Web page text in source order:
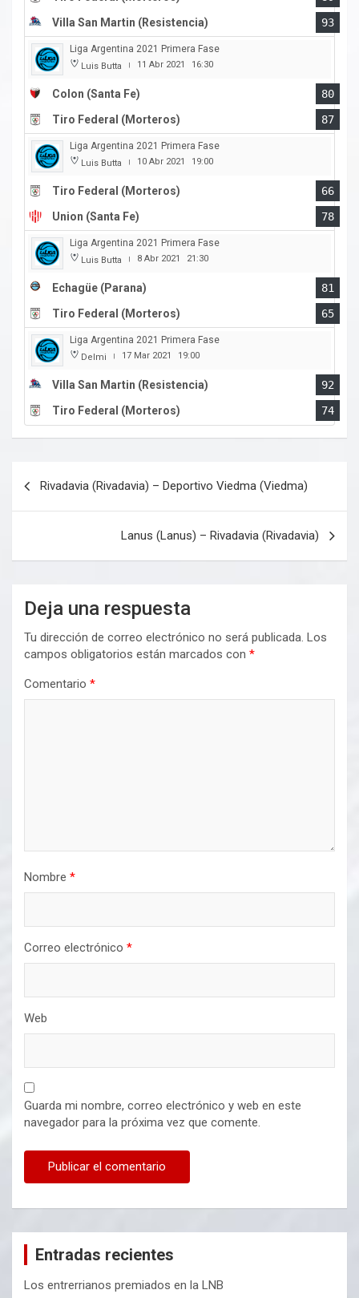
Villa San Martin (Resistencia)
93
Liga Argentina 2021 Primera Fase
Luis Butta | 11 Abr 2021 16:30
Colon (Santa Fe)
80
Tiro Federal (Morteros)
87
Liga Argentina 2021 Primera Fase
Luis Butta | 10 Abr 2021 19:00
Tiro Federal (Morteros)
66
Union (Santa Fe)
78
Liga Argentina 2021 Primera Fase
Luis Butta | 8 Abr 2021 21:30
Echagüe (Parana)
81
Tiro Federal (Morteros)
65
Liga Argentina 2021 Primera Fase
Delmi | 17 Mar 2021 19:00
Villa San Martin (Resistencia)
92
Tiro Federal (Morteros)
74
Rivadavia (Rivadavia) – Deportivo Viedma (Viedma)
Lanus (Lanus) – Rivadavia (Rivadavia)
Deja una respuesta
Tu dirección de correo electrónico no será publicada. Los
campos obligatorios están marcados con *
Comentario *
Nombre *
Correo electrónico *
Web
Guarda mi nombre, correo electrónico y web en este
navegador para la próxima vez que comente.
Entradas recientes
Los entrerrianos premiados en la LNB